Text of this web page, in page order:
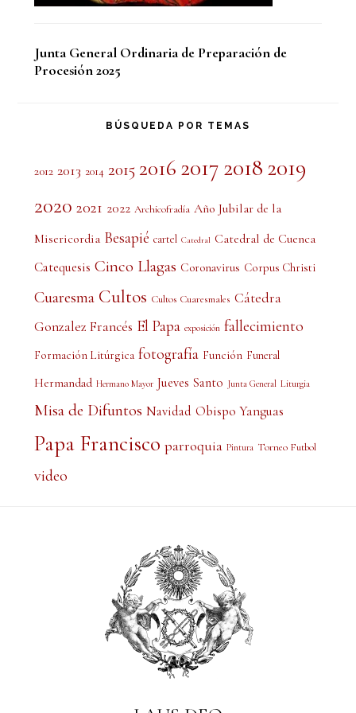
Junta General Ordinaria de Preparación de
Procesión 2025
BÚSQUEDA POR TEMAS
2012 2013 2014 2015 2016 2017 2018 2019
2020 2021 2022 Archicofradía Año Jubilar de la
Misericordia Besapié cartel Catedral Catedral de Cuenca
Catequesis Cinco Llagas Coronavirus Corpus Christi
Cuaresma Cultos Cultos Cuaresmales Cátedra
Gonzalez Francés El Papa exposición fallecimiento
Formación Litúrgica fotografía Función Funeral
Hermandad Hermano Mayor Jueves Santo Junta General Liturgia
Misa de Difuntos Navidad Obispo Yanguas
Papa Francisco parroquia Pintura Torneo Futbol
video